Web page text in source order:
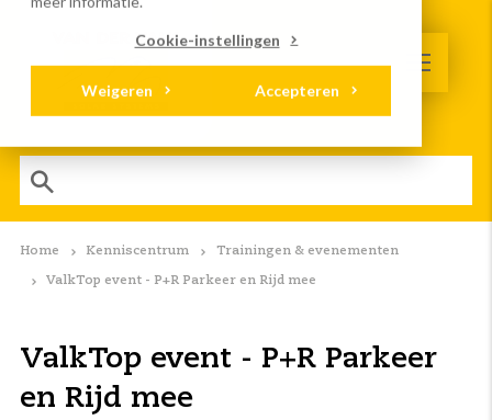
Cookie-instellingen
Accepteren
Weigeren
Home Kenniscentrum Trainingen & evenementen
ValkTop event - P+R Parkeer en Rijd mee
ValkTop event - P+R Parkeer
en Rijd mee